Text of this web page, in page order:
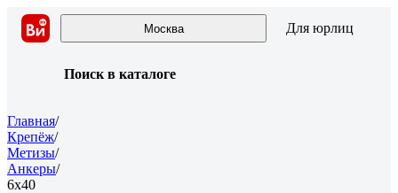
Москва Для юрлиц
Поиск в каталоге
Главная/
Крепёж/
Метизы/
Анкеры/
6х40